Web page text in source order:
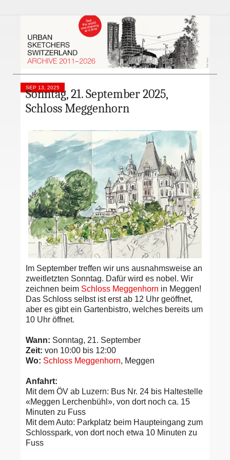
SEP 13, 2025
Sonntag, 21. September 2025,
Schloss Meggenhorn
Im September treffen wir uns ausnahmsweise an
zweitletzten Sonntag. Dafür wird es nobel. Wir
zeichnen beim Schloss Meggenhorn in Meggen!
Das Schloss selbst ist erst ab 12 Uhr geöffnet,
aber es gibt ein Gartenbistro, welches bereits um
10 Uhr öffnet.
Wann: Sonntag, 21. September
Zeit: von 10:00 bis 12:00
Wo: Schloss Meggenhorn, Meggen
Anfahrt:
Mit dem ÖV ab Luzern: Bus Nr. 24 bis Haltestelle
«Meggen Lerchenbühl», von dort noch ca. 15
Minuten zu Fuss
Mit dem Auto: Parkplatz beim Haupteingang zum
Schlosspark, von dort noch etwa 10 Minuten zu
Fuss